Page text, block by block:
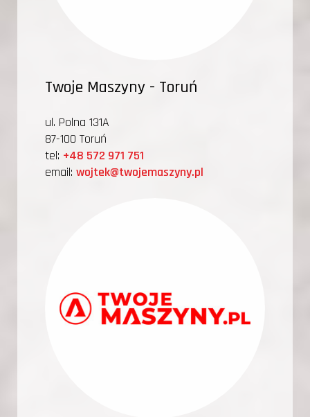
Twoje Maszyny - Toruń
ul. Polna 131A
87-100 Toruń
tel: +48 572 971 751
email: wojtek@twojemaszyny.pl